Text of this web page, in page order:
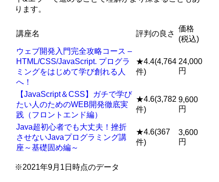
ります。
講座名 評判の良さ
価格
(税込)
ウェブ開発入門完全攻略コース –
HTML/CSS/JavaScript. プログラ
ミングをはじめて学び創れる人
へ！
★4.4(4,764
件)
24,000
円
【JavaScript＆CSS】ガチで学び
たい人のためのWEB開発徹底実
践（フロントエンド編）
★4.6(3,782
件)
9,600
円
Java超初心者でも大丈夫！挫折
させないJavaプログラミング講
座～基礎固め編～
★4.6(367
件)
3,600
円
※2021年9月1日時点のデータ